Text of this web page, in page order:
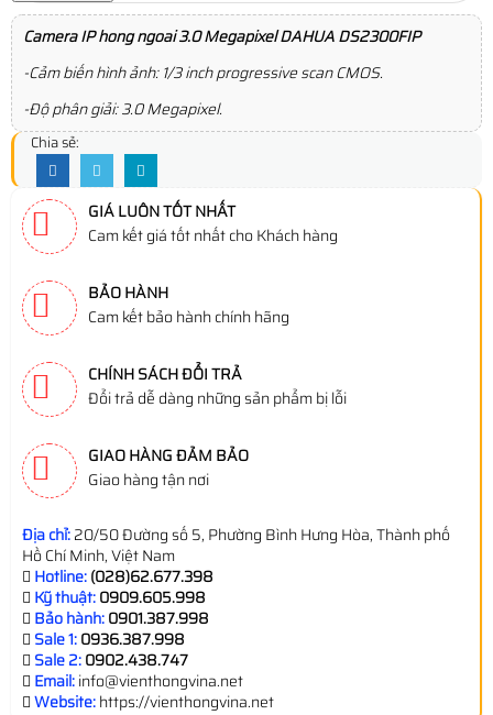
Camera IP hong ngoai 3.0 Megapixel DAHUA DS2300FIP
-Cảm biến hình ảnh:1/3 inchprogressive scan CMOS.
-Độ phân giải: 3.0 Megapixel.
Chia sẻ:
GIÁ LUÔN TỐT NHẤT
Cam kết giá tốt nhất cho Khách hàng
BẢO HÀNH
Cam kết bảo hành chính hãng
CHÍNH SÁCH ĐỔI TRẢ
Đổi trả dễ dàng những sản phẩm bị lỗi
GIAO HÀNG ĐẢM BẢO
Giao hàng tận nơi
Địa chỉ:20/50 Đường số 5, Phường Bình Hưng Hòa, Thành phố
Hồ Chí Minh, Việt Nam
Hotline:(028)62.677.398
Kỹ thuật:0909.605.998
Bảo hành:0901.387.998
Sale 1:0936.387.998
Sale 2:0902.438.747
Email:info@vienthongvina.net
Website:https://vienthongvina.net